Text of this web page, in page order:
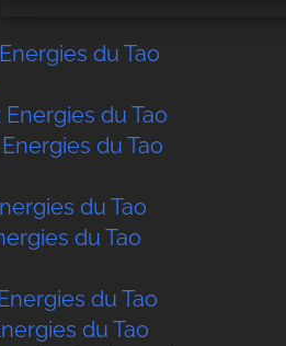
du Tao
du Tao
du Tao
du Tao
du Tao
du Tao
du Tao